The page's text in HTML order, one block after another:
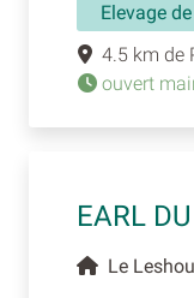
Elevage
4.5 km de
ouvert
EARL
Le